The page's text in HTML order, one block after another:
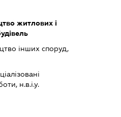
житлових і
інших споруд,
н.в.і.у.